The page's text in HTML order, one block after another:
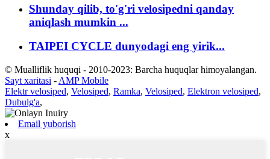
Shunday qilib, to'g'ri velosipedni qanday
aniqlash mumkin ...
TAIPEI CYCLE dunyodagi eng yirik...
© Mualliflik huquqi - 2010-2023: Barcha huquqlar himoyalangan.
Sayt xaritasi - AMP Mobile
Elektr velosiped, Velosiped, Ramka, Velosiped, Elektron velosiped,
Dubulg'a,
Email yuborish
x